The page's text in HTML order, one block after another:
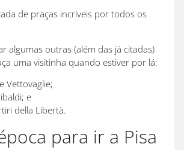
de praças incríveis por todos os
algumas outras (além das já citadas)
uma visitinha quando estiver por lá:
Vettovaglie;
e
della Libertà.
para ir a Pisa